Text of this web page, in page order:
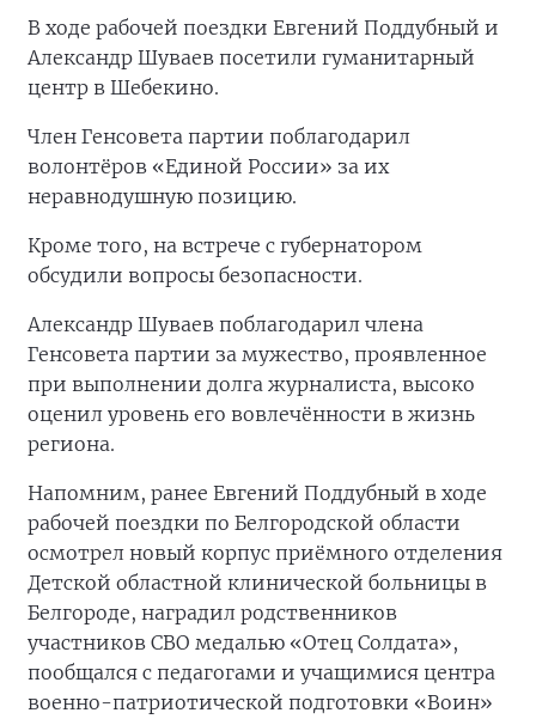
В ходе рабочей поездки Евгений Поддубный и
Александр Шуваев посетили гуманитарный
центр в Шебекино.
Член Генсовета партии поблагодарил
волонтёров «Единой России» за их
неравнодушную позицию.
Кроме того, на встрече с губернатором
обсудили вопросы безопасности.
Александр Шуваев поблагодарил члена
Генсовета партии за мужество, проявленное
при выполнении долга журналиста, высоко
оценил уровень его вовлечённости в жизнь
региона.
Напомним, ранее Евгений Поддубный в ходе
рабочей поездки по Белгородской области
осмотрел новый корпус приёмного отделения
Детской областной клинической больницы в
Белгороде, наградил родственников
участников СВО медалью «Отец Солдата»,
пообщался с педагогами и учащимися центра
военно-патриотической подготовки «Воин»